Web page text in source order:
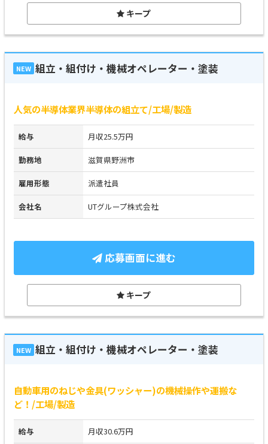
キープ
NEW 組立・組付け・機械オペレーター・塗装
人気の半導体業界半導体の組立て/工場/製造
給与 月収25.5万円
勤務地 滋賀県野洲市
雇用形態 派遣社員
会社名 UTグループ株式会社
応募画面に進む
キープ
NEW 組立・組付け・機械オペレーター・塗装
自動車用のねじや金具(ワッシャー)の機械操作や運搬な
ど！/工場/製造
給与 月収30.6万円